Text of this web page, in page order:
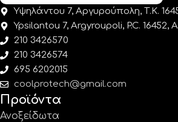
Υψηλάντου 7, Αργυρούπολη, Τ.Κ.
Ypsilantou 7, Argyroupoli, P.C. 16452,
210 3426570
210 3426574
695 6202015
coolprotech@gmail.com
Προϊόντα
Ανοξείδωτα